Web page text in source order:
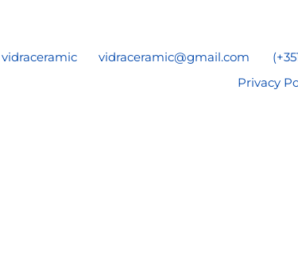
vidraceramic vidraceramic@gmail.com
Privacy